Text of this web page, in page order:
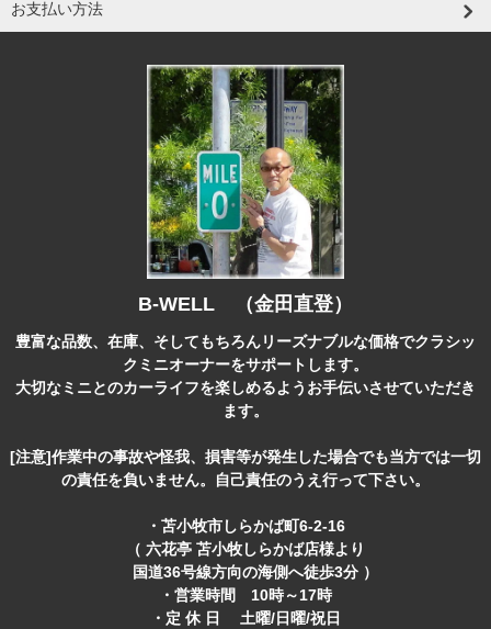
お支払い方法
B-WELL （金田直登）
豊富な品数、在庫、そしてもちろんリーズナブルな価格でクラシッ
クミニオーナーをサポートします。
大切なミニとのカーライフを楽しめるようお手伝いさせていただき
ます。
[注意]作業中の事故や怪我、損害等が発生した場合でも当方では一切
の責任を負いません。自己責任のうえ行って下さい。
・苫小牧市しらかば町6-2-16
（ 六花亭 苫小牧しらかば店様より
国道36号線方向の海側へ徒歩3分 ）
・営業時間 10時～17時
・定 休 日 土曜/日曜/祝日